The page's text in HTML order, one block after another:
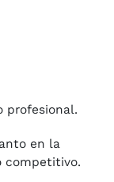
profesional.
en la
competitivo.